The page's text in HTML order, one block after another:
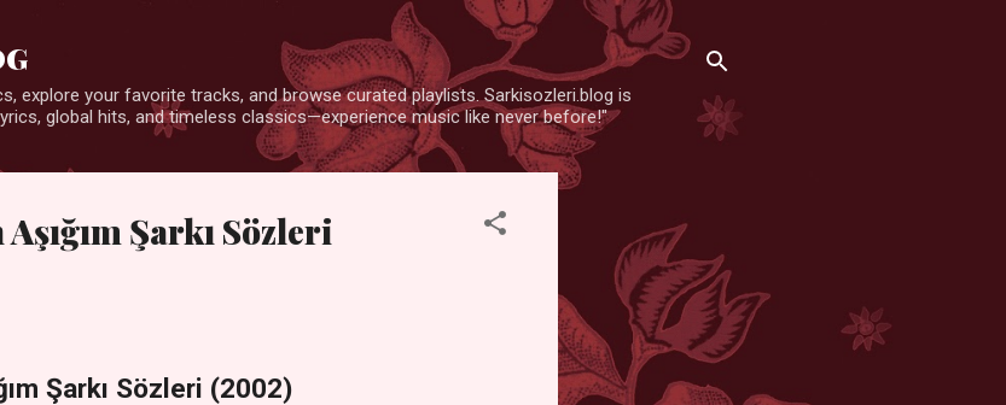
explore your favorite tracks, and browse curated playlists. Sarkisozleri.blog is
global hits, and timeless classics—experience music like never before!"
Şarkı Sözleri
Şarkı Sözleri (2002)